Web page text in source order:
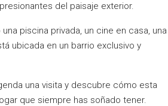
del paisaje exterior.
piscina privada, un cine en casa, una
ubicada en un barrio exclusivo y
una visita y descubre cómo esta
que siempre has soñado tener.